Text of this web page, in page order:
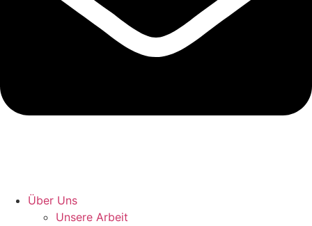
Über Uns
Unsere Arbeit